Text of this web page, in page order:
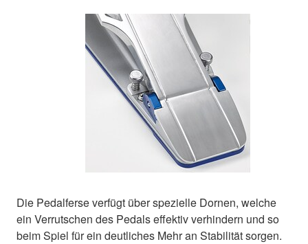
Die Pedalferse verfügt über spezielle Dornen, welche
ein Verrutschen des Pedals effektiv verhindern und so
beim Spiel für ein deutliches Mehr an Stabilität sorgen.